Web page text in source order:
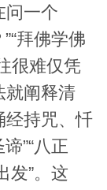
问一个
拜佛学佛
很难仅凭
就阐释清
经持咒、忏
”“八正
发”。这